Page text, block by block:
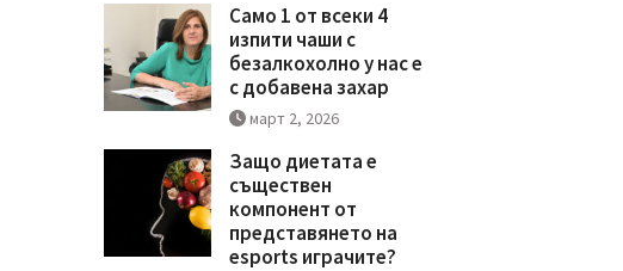
Само 1 от всеки 4
изпити чаши с
безалкохолно у нас е
с добавена захар
март 2, 2026
Защо диетата е
съществен
компонент от
представянето на
esports играчите?